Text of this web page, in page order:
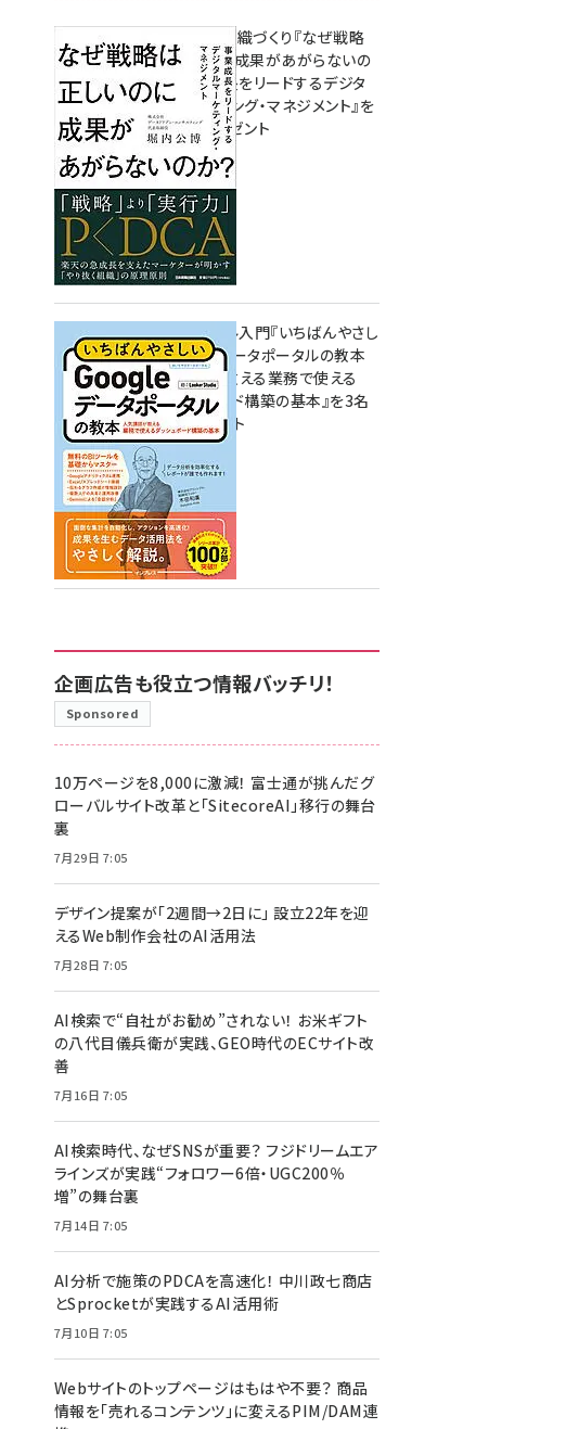
成果を生む組織づくり『なぜ戦略
は正しいのに成果があがらないの
か？ 事業成長をリードするデジタ
ルマーケティング・マネジメント』を
3名様にプレゼント
8月7日 10:00
無料BIツール入門『いちばんやさし
いGoogleデータポータルの教本
人気講師が教える業務で使える
ダッシュボード構築の基本』を3名
様にプレゼント
7月31日 10:00
企画広告も役立つ情報バッチリ！
Sponsored
10万ページを8,000に激減！ 富士通が挑んだグ
ローバルサイト改革と「SitecoreAI」移行の舞台
裏
7月29日 7:05
デザイン提案が「2週間→2日に」 設立22年を迎
えるWeb制作会社のAI活用法
7月28日 7:05
AI検索で“自社がお勧め”されない！ お米ギフト
の八代目儀兵衛が実践、GEO時代のECサイト改
善
7月16日 7:05
AI検索時代、なぜSNSが重要？ フジドリームエア
ラインズが実践“フォロワー6倍・UGC200％
増”の舞台裏
7月14日 7:05
AI分析で施策のPDCAを高速化！ 中川政七商店
とSprocketが実践するAI活用術
7月10日 7:05
Webサイトのトップページはもはや不要？ 商品
情報を「売れるコンテンツ」に変えるPIM/DAM連